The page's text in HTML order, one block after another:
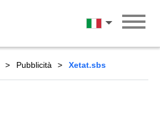
Italiano
Pubblicità Xetat.sbs